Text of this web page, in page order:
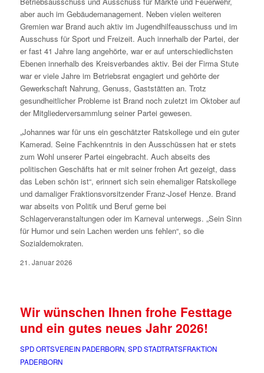
aber auch im Gebäudemanagement. Neben vielen weiteren
Gremien war Brand auch aktiv im Jugendhilfeausschuss und im
Ausschuss für Sport und Freizeit. Auch innerhalb der Partei, der
er fast 41 Jahre lang angehörte, war er auf unterschiedlichsten
Ebenen innerhalb des Kreisverbandes aktiv. Bei der Firma Stute
war er viele Jahre im Betriebsrat engagiert und gehörte der
Gewerkschaft Nahrung, Genuss, Gaststätten an. Trotz
gesundheitlicher Probleme ist Brand noch zuletzt im Oktober auf
der Mitgliederversammlung seiner Partei gewesen.
„Johannes war für uns ein geschätzter Ratskollege und ein guter
Kamerad. Seine Fachkenntnis in den Ausschüssen hat er stets
zum Wohl unserer Partei eingebracht. Auch abseits des
politischen Geschäfts hat er mit seiner frohen Art gezeigt, dass
das Leben schön ist“, erinnert sich sein ehemaliger Ratskollege
und damaliger Fraktionsvorsitzender Franz-Josef Henze. Brand
war abseits von Politik und Beruf gerne bei
Schlagerveranstaltungen oder im Karneval unterwegs. „Sein Sinn
für Humor und sein Lachen werden uns fehlen“, so die
Sozialdemokraten.
21. Januar 2026
Wir wünschen Ihnen frohe Festtage
und ein gutes neues Jahr 2026!
SPD ORTSVEREIN PADERBORN, SPD STADTRATSFRAKTION
PADERBORN